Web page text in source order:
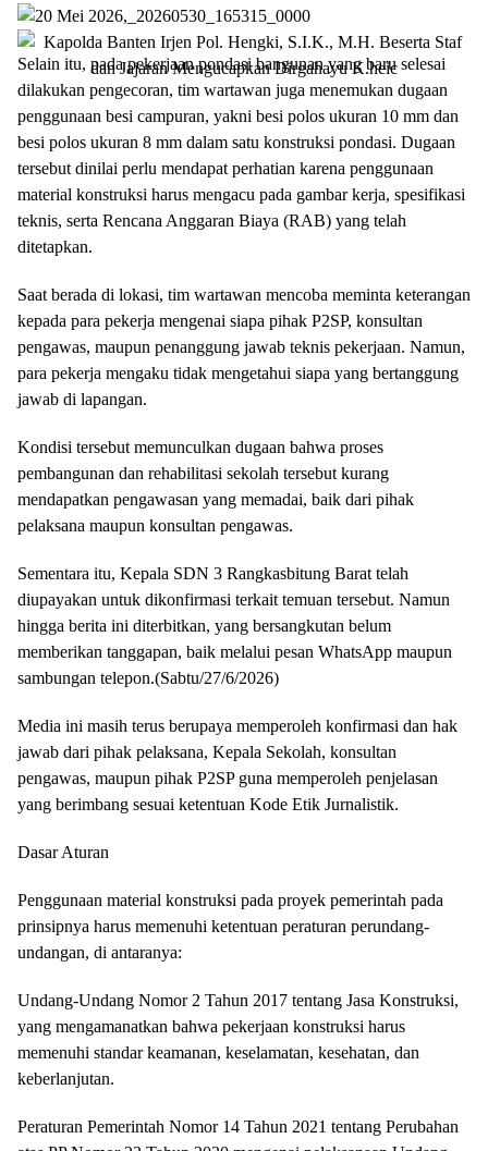
Selain itu, pada pekerjaan pondasi bangunan yang baru selesai
dilakukan pengecoran, tim wartawan juga menemukan dugaan
penggunaan besi campuran, yakni besi polos ukuran 10 mm dan
besi polos ukuran 8 mm dalam satu konstruksi pondasi. Dugaan
tersebut dinilai perlu mendapat perhatian karena penggunaan
material konstruksi harus mengacu pada gambar kerja, spesifikasi
teknis, serta Rencana Anggaran Biaya (RAB) yang telah
ditetapkan.
Saat berada di lokasi, tim wartawan mencoba meminta keterangan
kepada para pekerja mengenai siapa pihak P2SP, konsultan
pengawas, maupun penanggung jawab teknis pekerjaan. Namun,
para pekerja mengaku tidak mengetahui siapa yang bertanggung
jawab di lapangan.
Kondisi tersebut memunculkan dugaan bahwa proses
pembangunan dan rehabilitasi sekolah tersebut kurang
mendapatkan pengawasan yang memadai, baik dari pihak
pelaksana maupun konsultan pengawas.
Sementara itu, Kepala SDN 3 Rangkasbitung Barat telah
diupayakan untuk dikonfirmasi terkait temuan tersebut. Namun
hingga berita ini diterbitkan, yang bersangkutan belum
memberikan tanggapan, baik melalui pesan WhatsApp maupun
sambungan telepon.(Sabtu/27/6/2026)
Media ini masih terus berupaya memperoleh konfirmasi dan hak
jawab dari pihak pelaksana, Kepala Sekolah, konsultan
pengawas, maupun pihak P2SP guna memperoleh penjelasan
yang berimbang sesuai ketentuan Kode Etik Jurnalistik.
Dasar Aturan
Penggunaan material konstruksi pada proyek pemerintah pada
prinsipnya harus memenuhi ketentuan peraturan perundang-
undangan, di antaranya:
Undang-Undang Nomor 2 Tahun 2017 tentang Jasa Konstruksi,
yang mengamanatkan bahwa pekerjaan konstruksi harus
memenuhi standar keamanan, keselamatan, kesehatan, dan
keberlanjutan.
Peraturan Pemerintah Nomor 14 Tahun 2021 tentang Perubahan